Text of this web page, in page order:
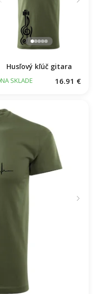
Husľový kľúč gitara
NA SKLADE 16.91 €